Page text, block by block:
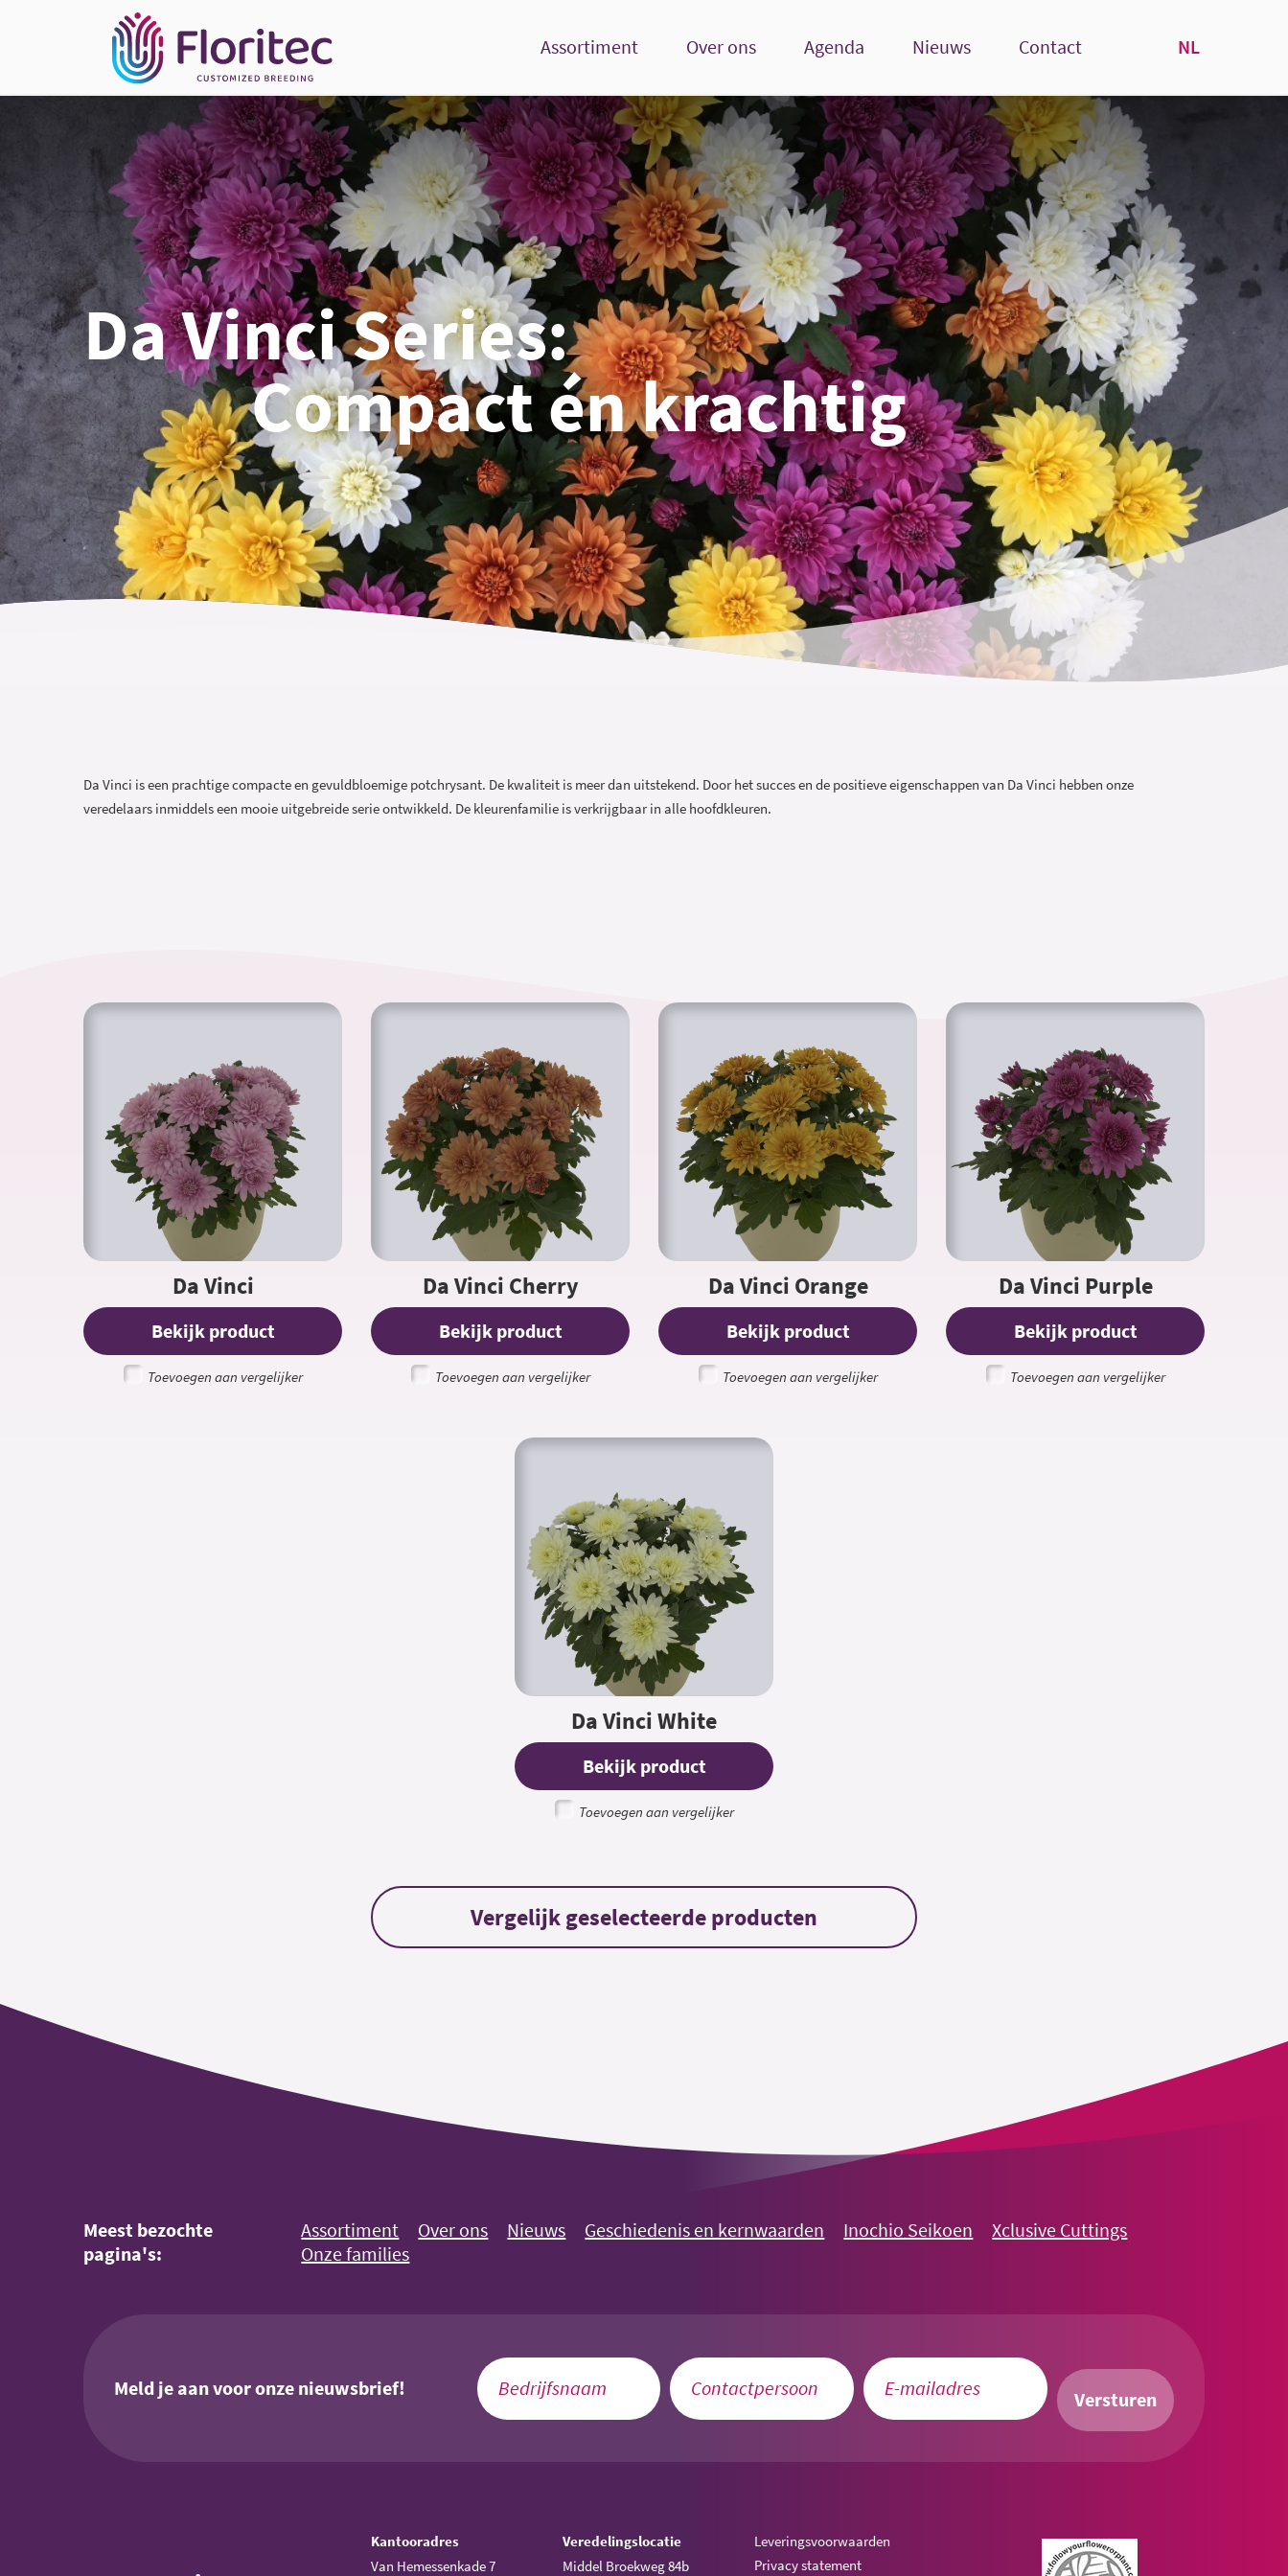
Assortiment Over ons Agenda Nieuws Contact NL
Da Vinci Series:
Compact én krachtig
Da Vinci is een prachtige compacte en gevuldbloemige potchrysant. De kwaliteit is meer dan uitstekend. Door het succes en de positieve eigenschappen van Da Vinci hebben onze
veredelaars inmiddels een mooie uitgebreide serie ontwikkeld. De kleurenfamilie is verkrijgbaar in alle hoofdkleuren.
Da Vinci
Bekijk product
Toevoegen aan vergelijker
Da Vinci Cherry
Bekijk product
Toevoegen aan vergelijker
Da Vinci Orange
Bekijk product
Toevoegen aan vergelijker
Da Vinci Purple
Bekijk product
Toevoegen aan vergelijker
Da Vinci White
Bekijk product
Toevoegen aan vergelijker
Meest bezochte
pagina's:
Assortiment Over ons Nieuws Geschiedenis en kernwaarden Inochio Seikoen
Xclusive Cuttings
Onze families
Meld je aan voor onze nieuwsbrief! Versturen
Kantooradres
Van Hemessenkade 7
Veredelingslocatie
Middel Broekweg 84b
Leveringsvoorwaarden
Privacy statement